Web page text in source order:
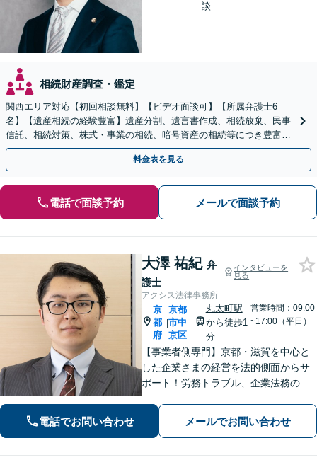
談
相続財産調査・鑑定
関西エリア対応【初回相談無料】【ビデオ面談可】【所属弁護士6
名】【遺産相続の経験豊富】遺産分割、遺言書作成、相続放棄、民事
信託、相続対策、株式・事業の相続、暗号資産の相続等につき豊富な
対応実績。【バリアフリー】【完全個室対応】
料金表を見る
電話で面談予約 メールで面談予約
大澤 祐紀 弁
護士
インタビューを
見る
アクシス法律事務所
京
都
府
|
京都
市中
京区
丸太町駅
から徒歩1
分
営業時間：09:00
~17:00（平日）
【事業者側専門】京都・滋賀を中心と
した企業さまの経営を法的側面からサ
ポート！労務トラブル、企業法務のご
問題への対応を中心に、その他中小企
業法務について豊富な経験がありま
電話でお問い合わせ メールでお問い合わせ